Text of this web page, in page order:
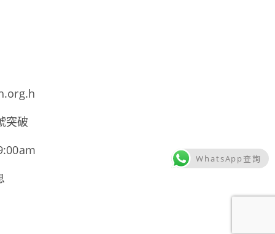
突破
WhatsApp查詢